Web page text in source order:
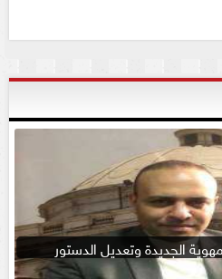
الجديدة وتعديل الدستور